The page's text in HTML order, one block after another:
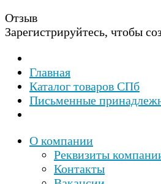
Отзыв
Зарегистрируйтесь, чтобы
Главная
Каталог товаров СПб
Письменные
О компании
Реквизиты
Контакты